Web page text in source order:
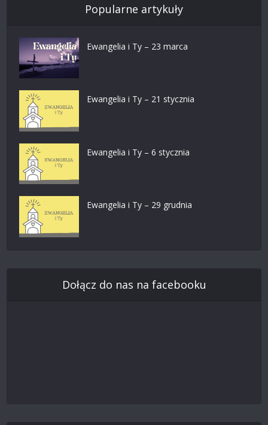
Popularne artykuły
Ewangelia i Ty – 23 marca
Ewangelia i Ty – 21 stycznia
Ewangelia i Ty – 6 stycznia
Ewangelia i Ty – 29 grudnia
Dołącz do nas na facebooku